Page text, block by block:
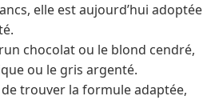
elle est aujourd’hui adoptée
chocolat ou le blond cendré,
ou le gris argenté.
trouver la formule adaptée,